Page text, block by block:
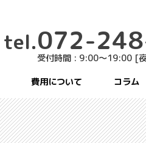
tel.072-
受付時間 : 9:00～19:00 [
費用について コラム